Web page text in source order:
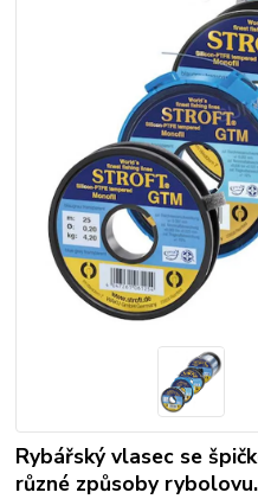
Rybářský vlasec se
různé způsoby rybolovu.